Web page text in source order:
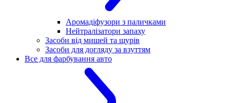
Аромадіфузори з паличками
Нейтралізатори запаху
Засоби від мишей та щурів
Засоби для догляду за взуттям
Все для фарбування авто